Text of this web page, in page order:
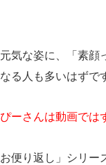
気な姿に、「素顔
る人も多いはずで
ーさんは動画では
便り返し」シリー